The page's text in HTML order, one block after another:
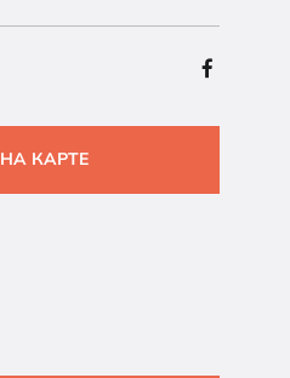
НА КАРТЕ